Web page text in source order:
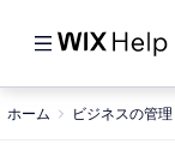
ホーム ビジネスの管理